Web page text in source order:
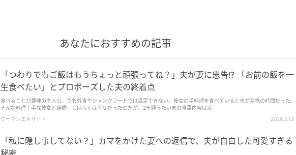
あなたにおすすめの記事
「つわりでもご飯はもうちょっと頑張ってね？」夫が妻に忠告!? 「お前の飯を一
生食べたい」とプロポーズした夫の終着点
食べることが趣味の主人公。でも外食やジャンクフードでは満足できない。彼女の手料理を食べているときが至福の時間だった。
そんな料理上手な彼女と結婚。しばらくは幸せだったのだが、2年経ったいまの食事内容は以
ウーマンエキサイト
2026.5.12
「私に隠し事してない？」カマをかけた妻への返信で、夫が自白した可愛すぎる
秘密